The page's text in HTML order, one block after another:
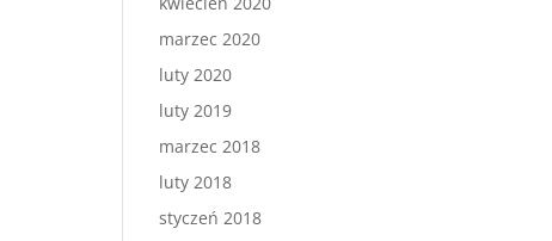
marzec 2020
luty 2020
luty 2019
marzec 2018
luty 2018
styczeń 2018